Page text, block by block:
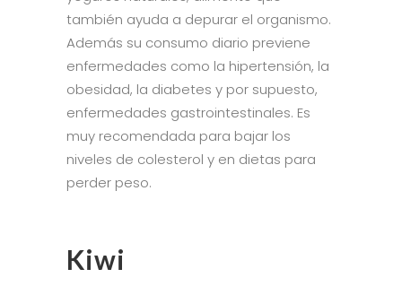
también ayuda a depurar el organismo.
Además su consumo diario previene
enfermedades como la hipertensión, la
obesidad, la diabetes y por supuesto,
enfermedades gastrointestinales. Es
muy recomendada para bajar los
niveles de colesterol y en dietas para
perder peso.
Kiwi